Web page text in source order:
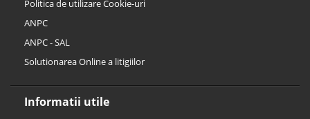
Politica de utilizare Cookie-uri
ANPC
ANPC - SAL
Solutionarea Online a litigiilor
Informatii utile